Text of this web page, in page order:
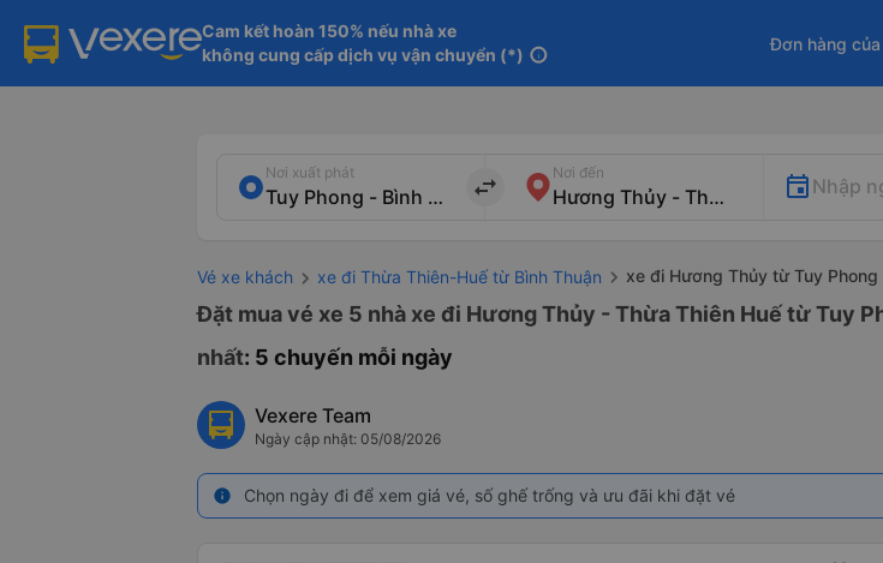
Cam kết hoàn 150% nếu nhà xe
không cung cấp dịch vụ vận chuyển (*) info
Đơn hàng
Nơi xuất phát
import_export
Nơi đến
Nhập
Vé xe khách xe đi Thừa Thiên-Huế từ Bình Thuận xe đi Hương Thủy từ Tuy Phong
Đặt mua vé xe 5 nhà xe đi Hương Thủy - Thừa Thiên Huế từ Tuy
nhất: 5 chuyến mỗi ngày
Vexere Team
Ngày cập nhật: 05/08/2026
info Chọn ngày đi để xem giá vé, số ghế trống và ưu đãi khi đặt vé